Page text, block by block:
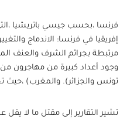
فرنسا ،بحسب جيسي باتريشيا
مرتبطة بجرائم الشرف والعنف
وجود أعداد كبيرة من مهاجرون
تونس والجزائر). والمغرب) ،حيث